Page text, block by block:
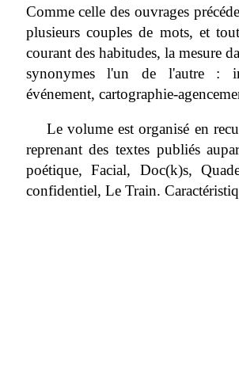
Comme celle des ouvrages
plusieurs couples de mots, et
courant des habitudes, la mesure
synonymes l'un de l'autre :
événement, cartographie-
Le volume est organisé en
reprenant des textes publiés
poétique, Facial, Doc(k)s,
confidentiel, Le Train.